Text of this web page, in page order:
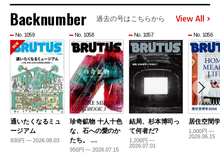
Backnumber 過去の号はこちらから View All
No. 1059
通いたくなるミュ
ージアム
930円 — 2026.08.03
No. 1058
珍奇鉱物 十人十色
な、石への愛のか
たち。 …
950円 — 2026.07.15
No. 1057
結局、杉本博司っ
て何者だ?
1,200円 —
2026.07.01
No. 1056
居住空間
1,000円 —
2026.06.15